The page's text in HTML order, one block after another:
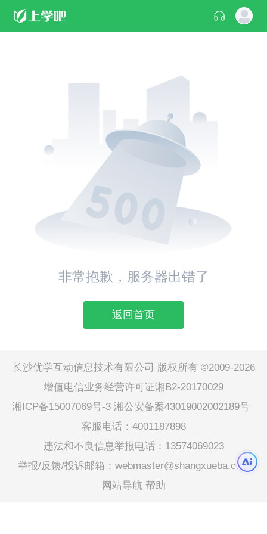
非常抱歉，服务器出错了
返回首页
长沙优学互动信息技术有限公司 版权所有 ©2009-2026
增值电信业务经营许可证湘B2-20170029
湘ICP备15007069号-3 湘公安备案43019002002189号
客服电话：4001187898
违法和不良信息举报电话：13574069023
举报/反馈/投诉邮箱：webmaster@shangxueba.com
网站导航 帮助